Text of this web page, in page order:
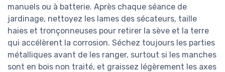
manuels ou à batterie. Après chaque séance de
jardinage, nettoyez les lames des sécateurs, taille
haies et tronçonneuses pour retirer la sève et la terre
qui accélèrent la corrosion. Séchez toujours les parties
métalliques avant de les ranger, surtout si les manches
sont en bois non traité, et graissez légèrement les axes